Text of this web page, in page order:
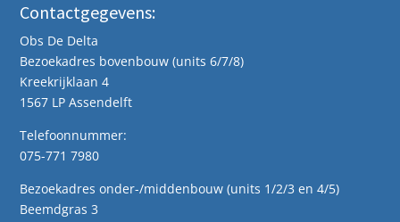
Contactgegevens:
Obs De Delta
Bezoekadres bovenbouw (units 6/7/8)
Kreekrijklaan 4
1567 LP Assendelft
Telefoonnummer:
075-771 7980
Bezoekadres onder-/middenbouw (units 1/2/3 en 4/5)
Beemdgras 3